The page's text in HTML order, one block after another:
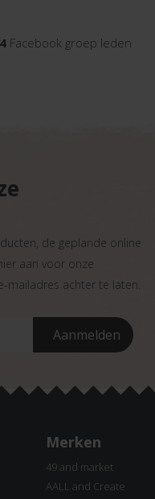
Facebook groep leden
de geplande online
aan voor onze
mailadres achter te laten.
Merken
49 and market
AALL and Create